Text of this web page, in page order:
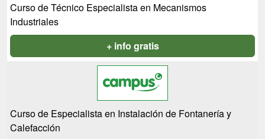
Curso de Técnico Especialista en Mecanismos
Industriales
+ info gratis
Curso de Especialista en Instalación de Fontanería y
Calefacción